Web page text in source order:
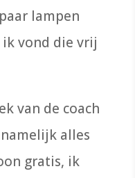
lampen
vond die vrij
van de coach
alles
gratis, ik